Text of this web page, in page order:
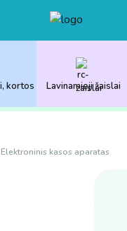
kortos Lavinamieji žaislai
Elektroninis kasos aparatas